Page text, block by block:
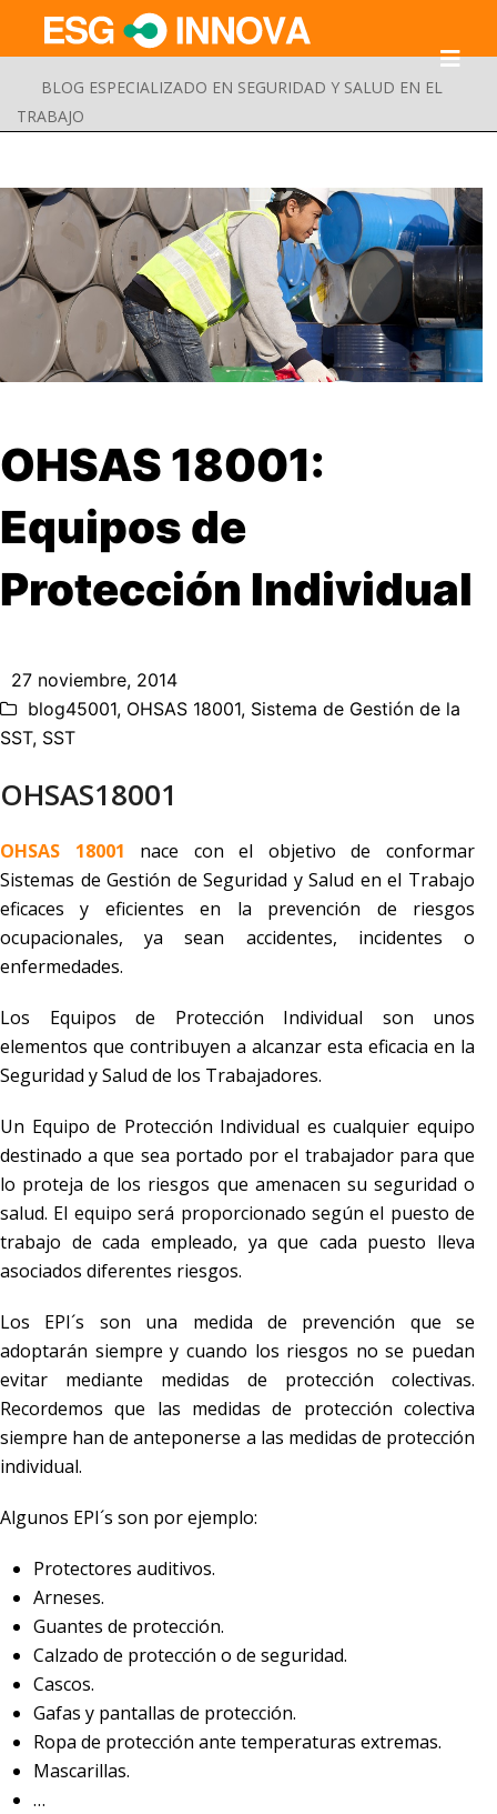
BLOG ESPECIALIZADO EN SEGURIDAD Y SALUD EN EL
TRABAJO
Buscar Enviar
OHSAS 18001:
Equipos de
Protección Individual
27 noviembre, 2014
blog45001, OHSAS 18001, Sistema de Gestión de la
SST, SST
OHSAS18001
OHSAS 18001 nace con el objetivo de conformar
Sistemas de Gestión de Seguridad y Salud en el Trabajo
eficaces y eficientes en la prevención de riesgos
ocupacionales, ya sean accidentes, incidentes o
enfermedades.
Los Equipos de Protección Individual son unos
elementos que contribuyen a alcanzar esta eficacia en la
Seguridad y Salud de los Trabajadores.
Un Equipo de Protección Individual es cualquier equipo
destinado a que sea portado por el trabajador para que
lo proteja de los riesgos que amenacen su seguridad o
salud. El equipo será proporcionado según el puesto de
trabajo de cada empleado, ya que cada puesto lleva
asociados diferentes riesgos.
Los EPI´s son una medida de prevención que se
adoptarán siempre y cuando los riesgos no se puedan
evitar mediante medidas de protección colectivas.
Recordemos que las medidas de protección colectiva
siempre han de anteponerse a las medidas de protección
individual.
Algunos EPI´s son por ejemplo:
Protectores auditivos.
Arneses.
Guantes de protección.
Calzado de protección o de seguridad.
Cascos.
Gafas y pantallas de protección.
Ropa de protección ante temperaturas extremas.
Mascarillas.
…